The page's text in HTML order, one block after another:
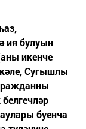
ия булуын
икенче
Сугышлы
буенча